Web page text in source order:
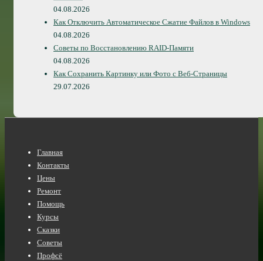
04.08.2026
Как Отключить Автоматическое Сжатие Файлов в Windows
04.08.2026
Советы по Восстановлению RAID-Памяти
04.08.2026
Как Сохранить Картинку или Фото с Веб-Страницы
29.07.2026
Нижнее
меню
Главная
Контакты
Цены
Ремонт
Помощь
Курсы
Сказки
Советы
Профсё